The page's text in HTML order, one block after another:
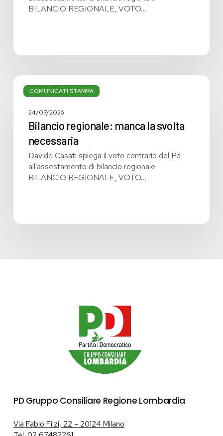
BILANCIO REGIONALE, VOTO…
COMUNICATI STAMPA
Bilancio
regionale:
svolta
24/07/2026
Bilancio regionale: manca la svolta
necessaria
Davide Casati spiega il voto contrario del Pd
all'assestamento di bilancio regionale
BILANCIO REGIONALE, VOTO…
PD Gruppo Consiliare Regione Lombardia
Via Fabio Filzi, 22 – 20124 Milano